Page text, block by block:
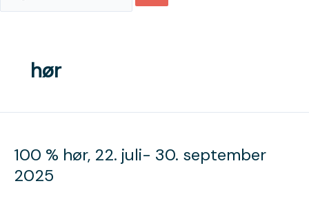
hør
100 % hør, 22. juli- 30. september
2025
hør,
22.